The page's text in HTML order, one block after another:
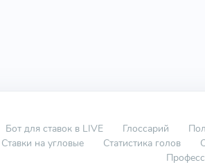
Бот для ставок в LIVE Глоссарий
Ставки на угловые Статистика голов